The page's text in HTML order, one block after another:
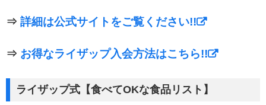
⇒ 詳細は公式サイトをご覧ください!!
⇒ お得なライザップ入会方法はこちら!!
ライザップ式【食べてOKな食品リスト】